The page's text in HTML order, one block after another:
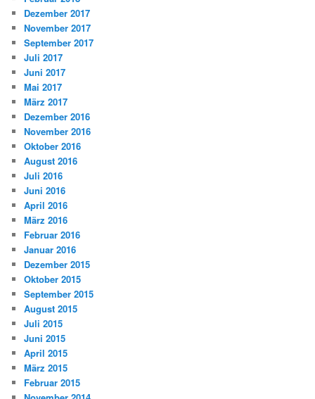
Dezember 2017
November 2017
September 2017
Juli 2017
Juni 2017
Mai 2017
März 2017
Dezember 2016
November 2016
Oktober 2016
August 2016
Juli 2016
Juni 2016
April 2016
März 2016
Februar 2016
Januar 2016
Dezember 2015
Oktober 2015
September 2015
August 2015
Juli 2015
Juni 2015
April 2015
März 2015
Februar 2015